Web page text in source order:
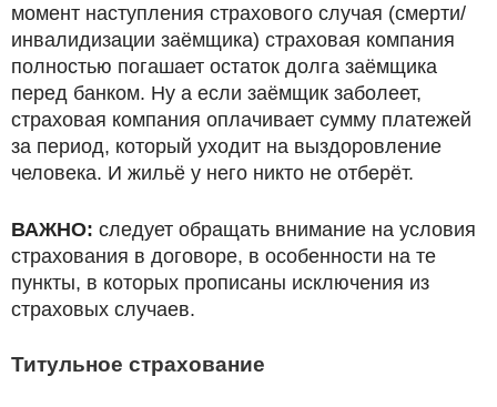
момент наступления страхового случая (смерти/
инвалидизации заёмщика) страховая компания
полностью погашает остаток долга заёмщика
перед банком. Ну а если заёмщик заболеет,
страховая компания оплачивает сумму платежей
за период, который уходит на выздоровление
человека. И жильё у него никто не отберёт.
ВАЖНО: следует обращать внимание на условия
страхования в договоре, в особенности на те
пункты, в которых прописаны исключения из
страховых случаев.
Титульное страхование